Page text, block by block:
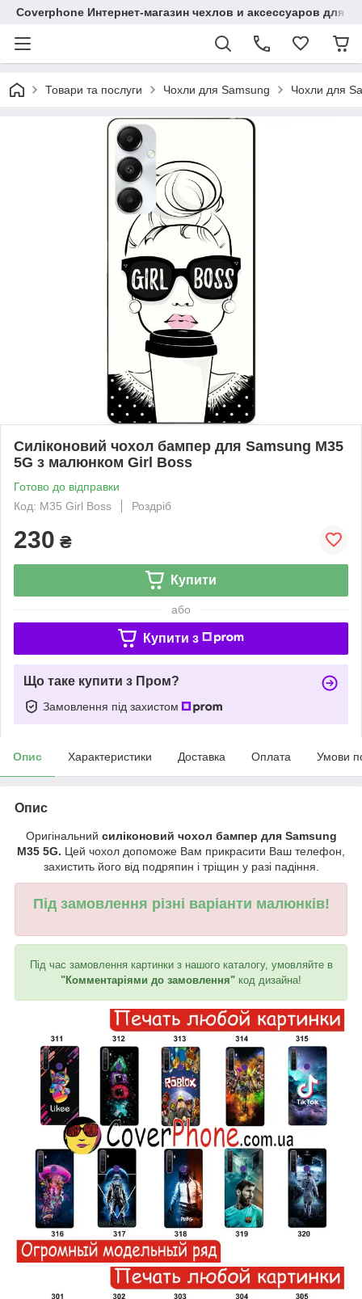
Coverphone Интернет-магазин чехлов и аксессуаров для
Товари та послуги Чохли для Samsung Чохли для
Силіконовий чохол бампер для Samsung M35
5G з малюнком Girl Boss
Готово до відправки
Код: M35 Girl Boss
Роздріб
230 ₴
Купити
або
Купити з
Що таке купити з Пром?
Замовлення під захистом
Опис Характеристики Доставка Оплата Умови
Опис
Оригінальний силіконовий чохол бампер для Samsung
M35 5G. Цей чохол допоможе Вам прикрасити Ваш телефон,
захистить його від подряпин і тріщин у разі падіння.
Під замовлення різні варіанти малюнків!
Під час замовлення картинки з нашого каталогу, умовляйте в
"Комментаріями до замовлення" код дизайна!